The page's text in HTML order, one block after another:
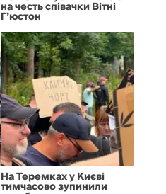
на честь співачки Вітні
Г’юстон
На Теремках у Києві
тимчасово зупинили